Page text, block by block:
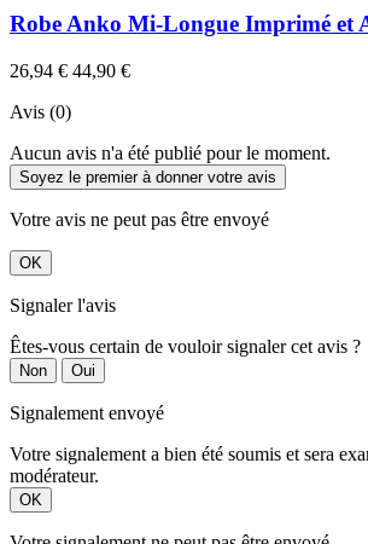
Robe Anko Mi-Longue Imprimé et
26,94 € 44,90 €
Avis (0)
Aucun avis n'a été publié pour le moment.
Soyez le premier à donner votre avis
Votre avis ne peut pas être envoyé
OK
Signaler l'avis
Êtes-vous certain de vouloir signaler cet avis ?
Non Oui
Signalement envoyé
Votre signalement a bien été soumis et sera
modérateur.
OK